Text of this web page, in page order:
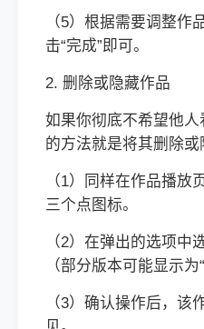
（5）根据需要调整作
击“完成”即可。
2. 删除或隐藏作品
如果你彻底不希望他
的方法就是将其删除或
（1）同样在作品播放
三个点图标。
（2）在弹出的选项中
（部分版本可能显示为
（3）确认操作后，该